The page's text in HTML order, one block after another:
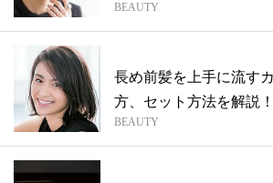
タイ...
BEAUTY
長め前髪を上手に流す
方、セット方法を解説！
BEAUTY